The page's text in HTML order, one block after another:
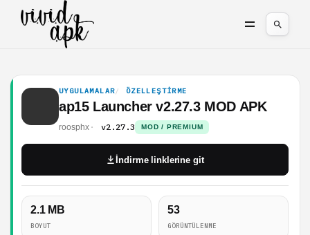
UYGULAMALAR ÖZELLEŞTIRME
ap15 Launcher v2.27.3 MOD APK
roosphx v2.27.3 MOD / PREMIUM
2.1 MB
BOYUT
53
GÖRÜNTÜLENME
İndirme linklerine git